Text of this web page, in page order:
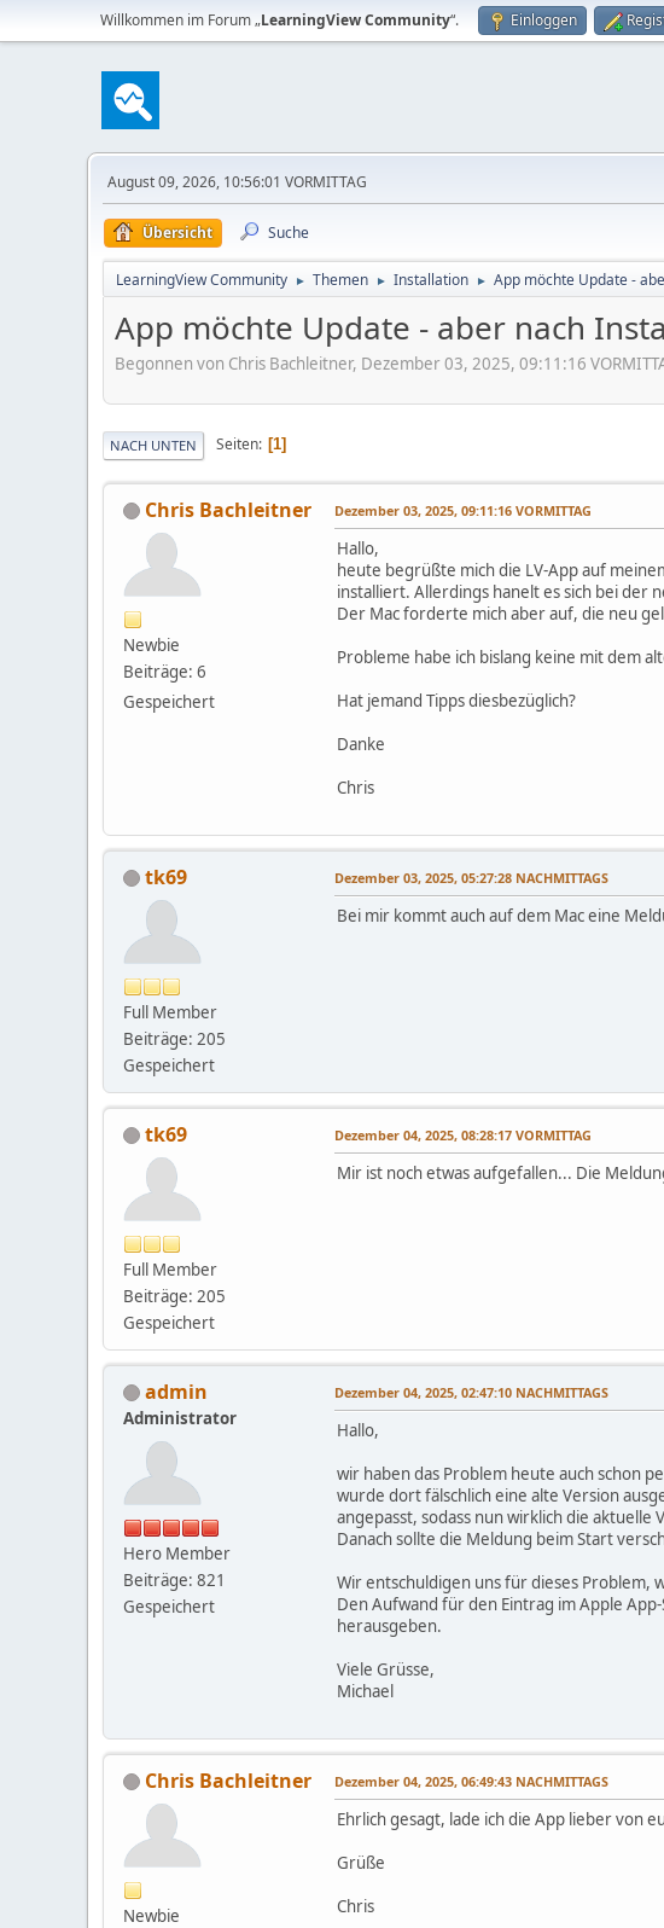
Willkommen im Forum „LearningView Community“. Einloggen
August 09, 2026, 10:56:01 VORMITTAG
Übersicht Suche
LearningView Community ► Themen ► Installation ► App möchte Update -
App möchte Update - aber nach
Begonnen von Chris Bachleitner, Dezember 03, 2025, 09:11:16
NACH UNTEN Seiten 1
Chris Bachleitner
Newbie
Beiträge: 6
Gespeichert
Dezember 03, 2025, 09:11:16 VORMITTAG
Hallo,
heute begrüßte mich die LV-App auf
installiert. Allerdings hanelt es sich bei der
Der Mac forderte mich aber auf, die neu
Probleme habe ich bislang keine mit dem
Hat jemand Tipps diesbezüglich?
Danke
Chris
tk69
Full Member
Beiträge: 205
Gespeichert
Dezember 03, 2025, 05:27:28 NACHMITTAGS
Bei mir kommt auch auf dem Mac eine
tk69
Full Member
Beiträge: 205
Gespeichert
Dezember 04, 2025, 08:28:17 VORMITTAG
Mir ist noch etwas aufgefallen... Die
admin
Administrator
Hero Member
Beiträge: 821
Gespeichert
Dezember 04, 2025, 02:47:10 NACHMITTAGS
Hallo,
wir haben das Problem heute auch schon
wurde dort fälschlich eine alte Version
angepasst, sodass nun wirklich die
Danach sollte die Meldung beim Start
Wir entschuldigen uns für dieses Problem,
Den Aufwand für den Eintrag im Apple
herausgeben.
Viele Grüsse,
Michael
Chris Bachleitner
Newbie
Dezember 04, 2025, 06:49:43 NACHMITTAGS
Ehrlich gesagt, lade ich die App lieber von
Grüße
Chris